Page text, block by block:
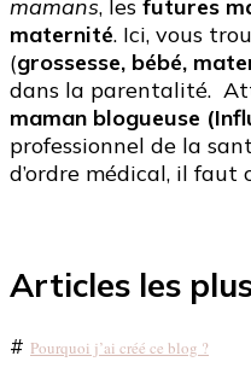
mamans, les futures
maternité. Ici, vous
(grossesse, bébé,
dans la parentalité.
maman blogueuse
professionnel de la
d’ordre médical, il faut
Articles les
# Pourquoi j’ai créé ce blog ?